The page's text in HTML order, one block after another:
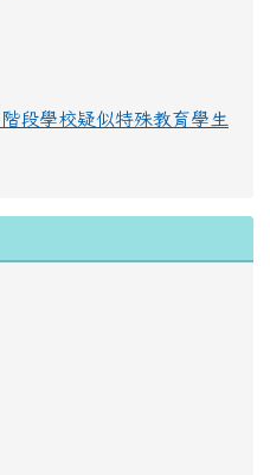
段學校疑似特殊教育學生